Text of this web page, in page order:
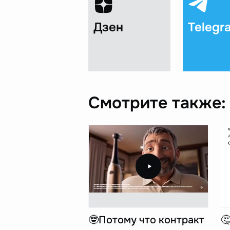
Дзен
Смотрите также:
🤓Потому что контракт